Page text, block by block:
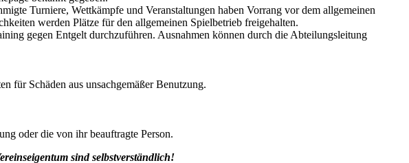
Turniere, Wettkämpfe und Veranstaltungen haben Vorrang vor dem allgemeinen
werden Plätze für den allgemeinen Spielbetrieb freigehalten.
gegen Entgelt durchzuführen. Ausnahmen können durch die Abteilungsleitung
für Schäden aus unsachgemäßer Benutzung.
oder die von ihr beauftragte Person.
sind selbstverständlich!